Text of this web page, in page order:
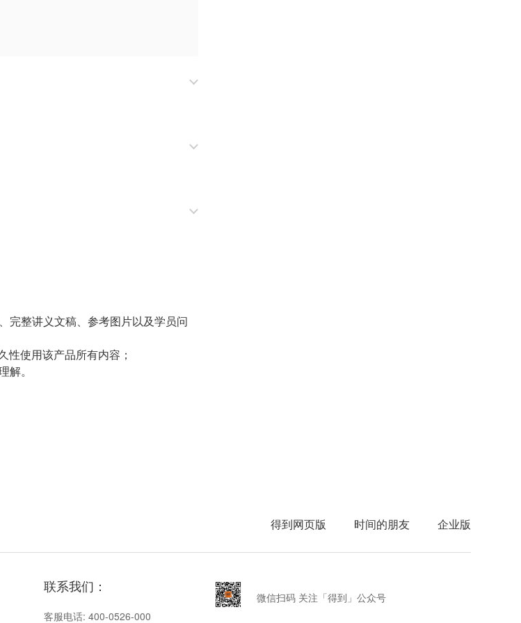
完整讲义文稿、参考图片以及学员问
性使用该产品所有内容；
。
得到网页版 时间的朋友 企业版
联系我们：
客服电话: 400-0526-000
微信扫码 关注「得到」公众号